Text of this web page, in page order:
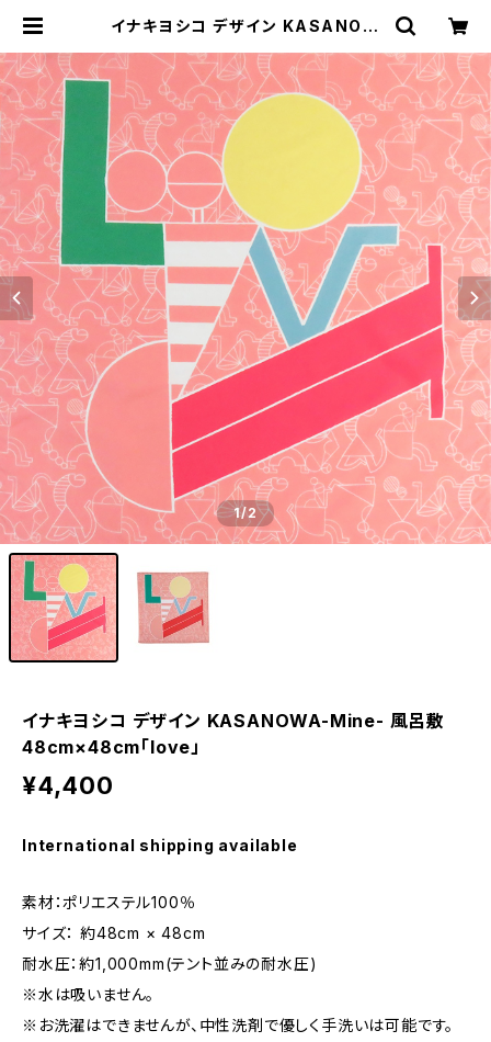
イナキヨシコ デザイン KASANOW
ve」 | KASANOWA
1/2
イナキヨシコ デザイン KASANOWA-Mine- 風呂敷
48cm×48cm「love」
¥4,400
International shipping available
素材：ポリエステル100％
サイズ： 約48cm × 48cm
耐水圧：約1,000mm(テント並みの耐水圧)
※水は吸いません。
※お洗濯はできませんが、中性洗剤で優しく手洗いは可能です。